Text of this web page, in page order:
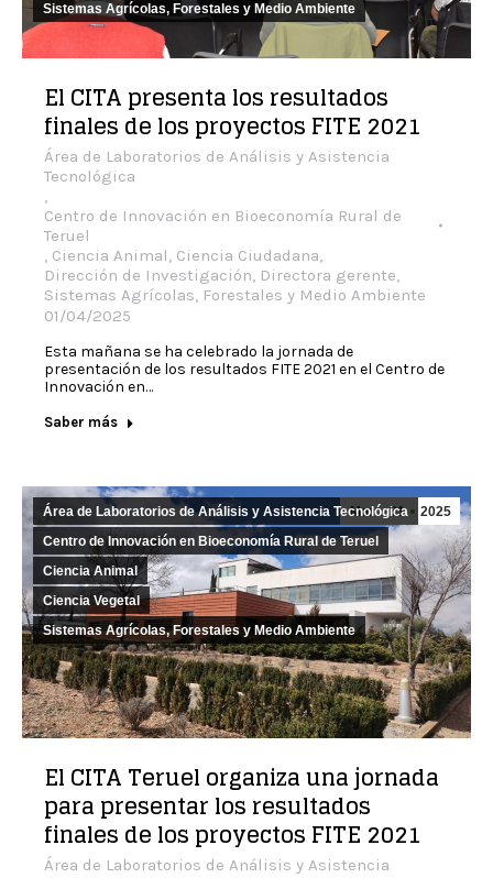
Sistemas Agrícolas, Forestales y Medio Ambiente
El CITA presenta los resultados
finales de los proyectos FITE 2021
Área de Laboratorios de Análisis y Asistencia
Tecnológica
,
Centro de Innovación en Bioeconomía Rural de
Teruel
, Ciencia Animal, Ciencia Ciudadana,
Dirección de Investigación, Directora gerente,
Sistemas Agrícolas, Forestales y Medio Ambiente
01/04/2025
Esta mañana se ha celebrado la jornada de
presentación de los resultados FITE 2021 en el Centro de
Innovación en…
Saber más
Mar 31 2025
Área de Laboratorios de Análisis y Asistencia Tecnológica
Centro de Innovación en Bioeconomía Rural de Teruel
Ciencia Animal
Ciencia Vegetal
Sistemas Agrícolas, Forestales y Medio Ambiente
El CITA Teruel organiza una jornada
para presentar los resultados
finales de los proyectos FITE 2021
Área de Laboratorios de Análisis y Asistencia